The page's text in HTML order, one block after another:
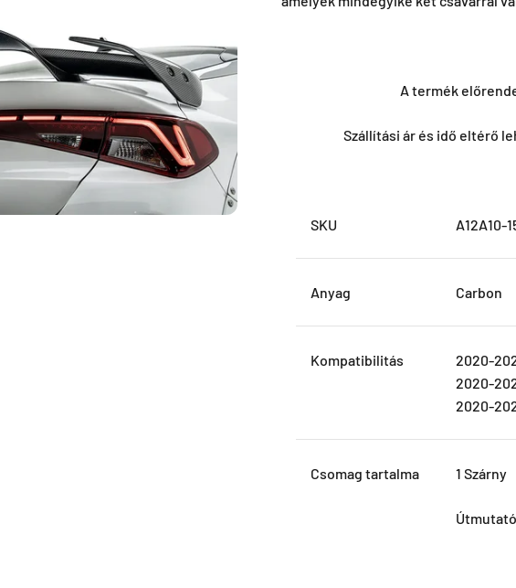
A termék
Szállítási ár és idő eltérő
SKU A12A10-
Anyag Carbon
Kompatibilitás
2020-
2020-
2020-
Csomag tartalma 1 Szárny
Útmutató